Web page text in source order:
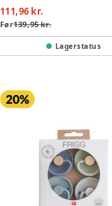
111,96 kr.
Før139,95 kr.
Lagerstatus